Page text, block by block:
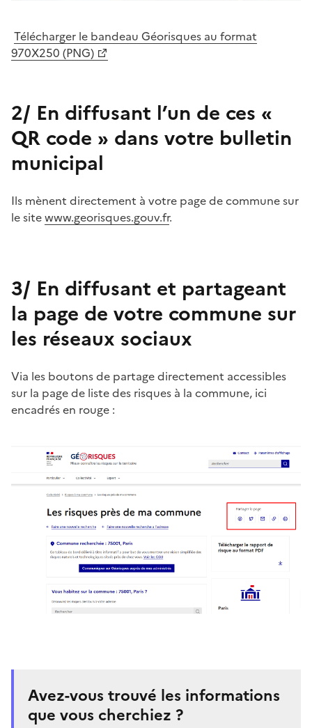
Télécharger le bandeau Géorisques au format
970X250 (PNG)
2/ En diffusant l’un de ces «
QR code » dans votre bulletin
municipal
Ils mènent directement à votre page de commune sur
le sitewww.georisques.gouv.fr.
3/ En diffusant et partageant
la page de votre commune sur
les réseaux sociaux
Via les boutons de partage directement accessibles
sur la page de liste des risques à la commune, ici
encadrés en rouge :
Avez-vous trouvé les informations
que vous cherchiez ?